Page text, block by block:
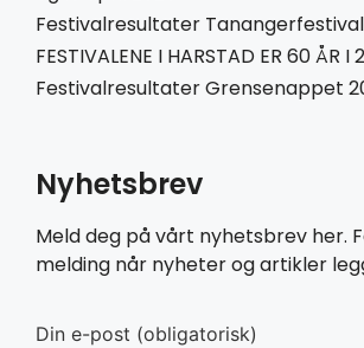
Festivalresultater
FESTIVALENE I HARSTAD ER 60 ÅR I
Festivalresultater Grensenappet
Nyhetsbrev
Meld deg på vårt nyhetsbrev her.
melding når nyheter og artikler
Din e-post (obligatorisk)